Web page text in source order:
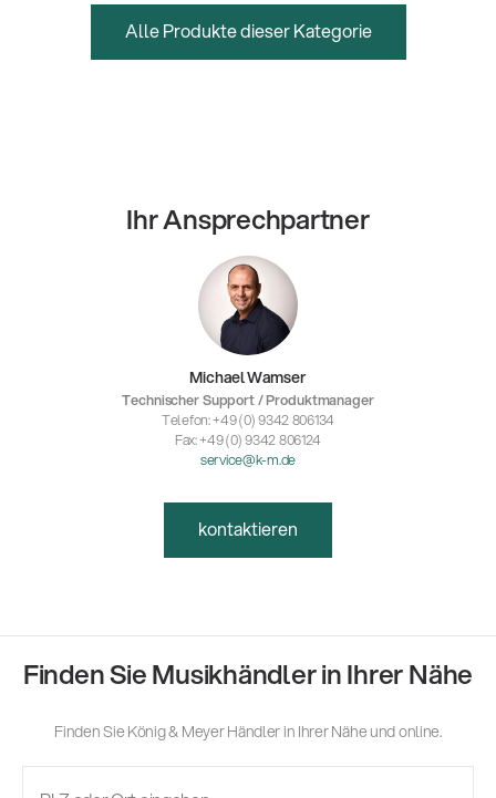
Alle Produkte dieser Kategorie
Ihr Ansprechpartner
Michael Wamser
Technischer Support / Produktmanager
Telefon: +49 (0) 9342 806134
Fax: +49 (0) 9342 806124
service@k-m.de
kontaktieren
Finden Sie Musikhändler in Ihrer Nähe
Finden Sie König & Meyer Händler in Ihrer Nähe und online.